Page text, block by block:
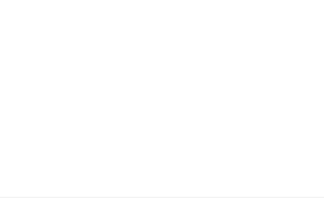
4. Вкусные и качественные консервы.